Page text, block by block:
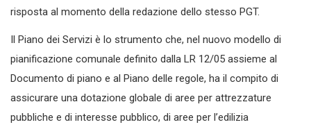
risposta al momento della redazione dello stesso PGT.
Il Piano dei Servizi è lo strumento che, nel nuovo modello di
pianificazione comunale definito dalla LR 12/05 assieme al
Documento di piano e al Piano delle regole, ha il compito di
assicurare una dotazione globale di aree per attrezzature
pubbliche e di interesse pubblico, di aree per l’edilizia